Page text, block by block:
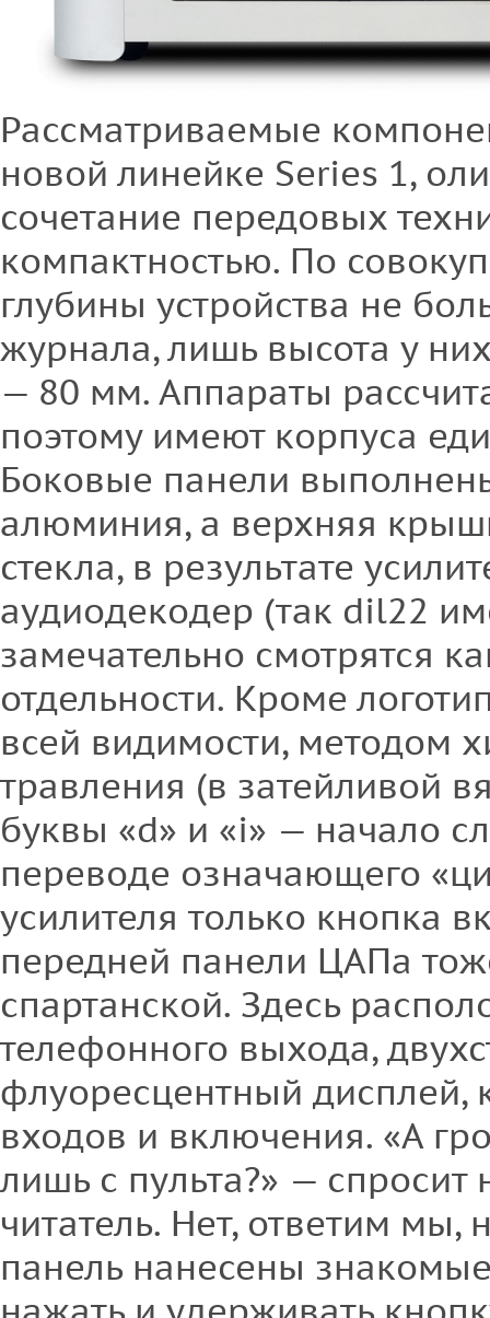
Рассматриваемые
новой линейке Series 1,
сочетание передовых
компактностью. По
глубины устройства не
журнала, лишь высота у
— 80 мм. Аппараты
поэтому имеют корпуса
Боковые панели
алюминия, а верхняя
стекла, в результате
аудиодекодер (так dil22
замечательно смотрятся
отдельности. Кроме
всей видимости, методом
травления (в затейливой
буквы «d» и «i» — начало
переводе означающего
усилителя только кнопка
передней панели ЦАПа
спартанской. Здесь
телефонного выхода,
флуоресцентный дисплей,
входов и включения. «А
лишь с пульта?» —
читатель. Нет, ответим мы,
панель нанесены